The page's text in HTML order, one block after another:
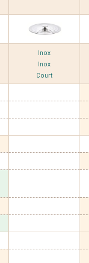
Inox
Inox
Court